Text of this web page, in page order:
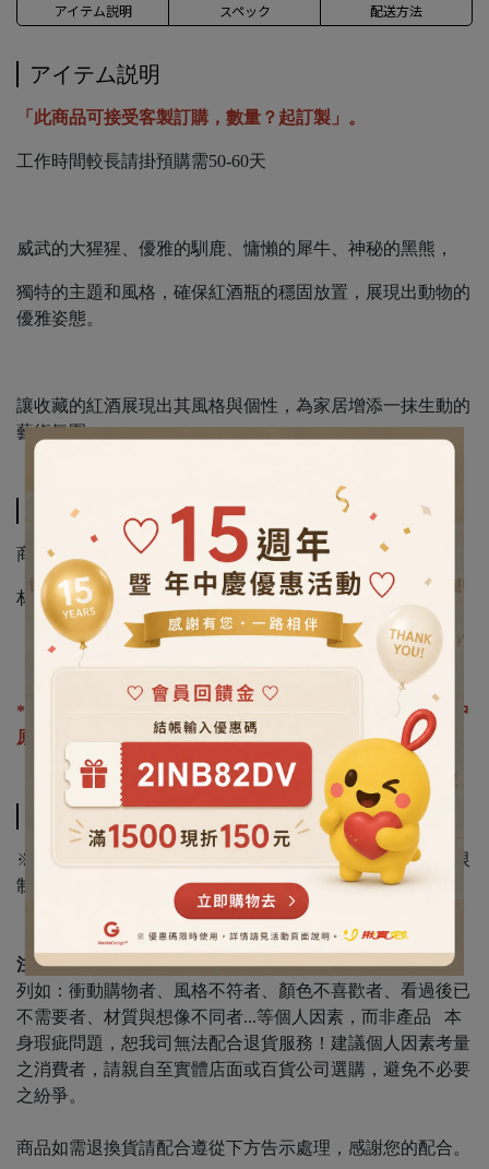
アイテム説明 スペック 配送方法
アイテム説明
「此商品可接受客製訂購，數量？起訂製」。
工作時間較長請掛預購需50-60天
威武的大猩猩、優雅的馴鹿、慵懶的犀牛、神秘的黑熊，
獨特的主題和風格，確保紅酒瓶的穩固放置，展現出動物的
優雅姿態。
讓收藏的紅酒展現出其風格與個性，為家居增添一抹生動的
藝術氛圍。
スペック
商品尺寸(mm)：285 x 130 x 255
材質：【大猩猩-胡桃木】、【馴鹿-山毛櫸+胡桃木】、
【犀牛-楓木】 、【黑熊-胡桃木+楓木】
*優良設計榮獲:
【2024TCOD台中
原創-創意生活類】【2024優木良品．木產品認證】
配送方法
※離島、偏遠地區、山區 受交通、天候或郵運不便...因素限
制，投遞時間可能略為延後。
注意：購買前請三思並詳讀商品資訊內容。凡因個人因素，
列如：衝動購物者、風格不符者、顏色不喜歡者、看過後已
不需要者、材質與想像不同者...等個人因素，而非產品 本
身瑕疵問題，恕我司無法配合退貨服務！建議個人因素考量
之消費者，請親自至實體店面或百貨公司選購，避免不必要
之紛爭。
商品如需退換貨請配合遵從下方告示處理，感謝您的配合。